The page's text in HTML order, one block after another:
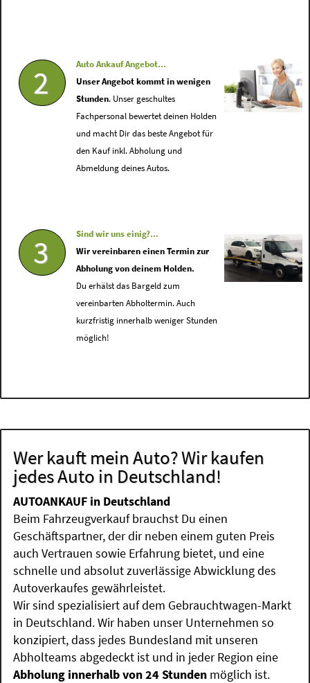
2
Auto Ankauf Angebot...
Unser Angebot kommt in wenigen
Stunden. Unser geschultes
Fachpersonal bewertet deinen Holden
und macht Dir das beste Angebot für
den Kauf inkl. Abholung und
Abmeldung deines Autos.
3
Sind wir uns einig?...
Wir vereinbaren einen Termin zur
Abholung von deinem Holden.
Du erhälst das Bargeld zum
vereinbarten Abholtermin. Auch
kurzfristig innerhalb weniger Stunden
möglich!
Wer kauft mein Auto? Wir kaufen
jedes Auto in Deutschland!
AUTOANKAUF in Deutschland
Beim Fahrzeugverkauf brauchst Du einen
Geschäftspartner, der dir neben einem guten Preis
auch Vertrauen sowie Erfahrung bietet, und eine
schnelle und absolut zuverlässige Abwicklung des
Autoverkaufes gewährleistet.
Wir sind spezialisiert auf dem Gebrauchtwagen-Markt
in Deutschland. Wir haben unser Unternehmen so
konzipiert, dass jedes Bundesland mit unseren
Abholteams abgedeckt ist und in jeder Region eine
Abholung innerhalb von 24 Stunden möglich ist.